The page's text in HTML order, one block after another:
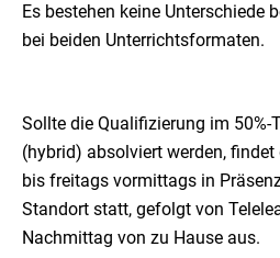
Es bestehen keine Unterschiede
bei beiden Unterrichtsformaten.
Sollte die Qualifizierung im 50%-
(hybrid) absolviert werden,
bis freitags vormittags in
Standort statt, gefolgt von
Nachmittag von zu Hause aus.